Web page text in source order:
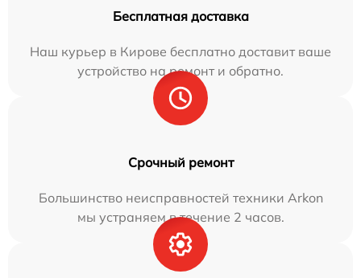
Бесплатная доставка
Наш курьер в Кирове бесплатно доставит ваше
устройство на ремонт и обратно.
Срочный ремонт
Большинство неисправностей техники Arkon
мы устраняем в течение 2 часов.